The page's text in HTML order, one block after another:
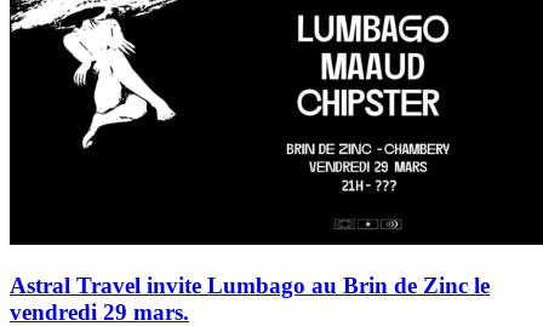
Astral Travel invite Lumbago au Brin de Zinc le
vendredi 29 mars.